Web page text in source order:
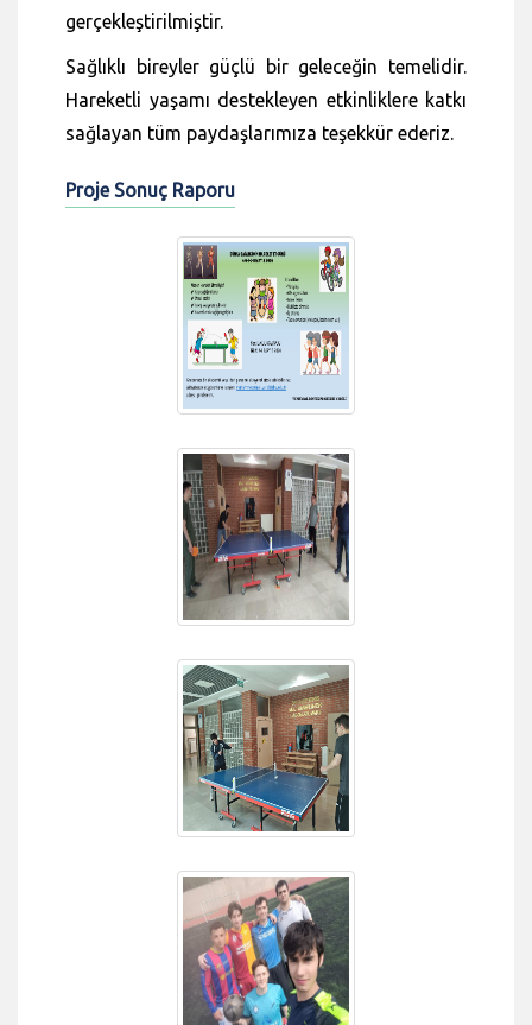
gerçekleştirilmiştir.
Sağlıklı bireyler güçlü bir geleceğin temelidir.
Hareketli yaşamı destekleyen etkinliklere katkı
sağlayan tüm paydaşlarımıza teşekkür ederiz.
Proje Sonuç Raporu